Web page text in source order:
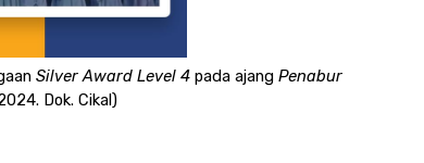
Silver Award Level 4 pada ajang Penabur
Dok. Cikal)